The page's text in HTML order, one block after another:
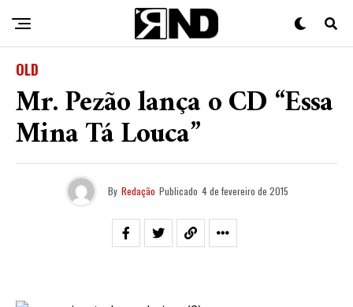
OLD
Mr. Pezão lança o CD “Essa
Mina Tá Louca”
By Redação Publicado 4 de fevereiro de 2015